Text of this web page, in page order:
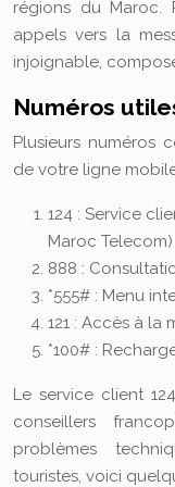
régions du Maroc.
appels vers la
injoignable,
Numéros
Plusieurs numéros
de votre ligne
124 : Service
Maroc Telecom)
888 :
*555# : Menu
121 : Accès à la
*100# :
Le service client
conseillers
problèmes
touristes, voici